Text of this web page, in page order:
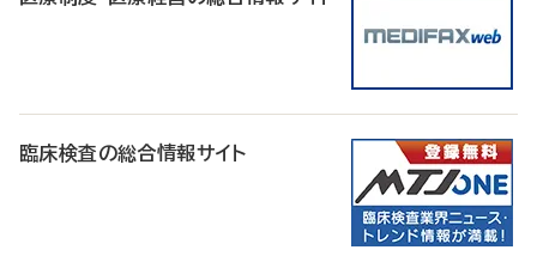
臨床検査の総合情報サイト